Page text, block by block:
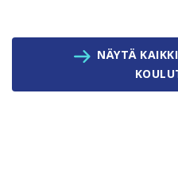
NÄYTÄ